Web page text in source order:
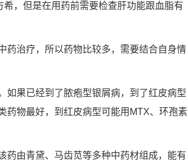
，但是在用药前需要检查肝功能跟血脂有
药治疗，所以药物比较多，需要结合自身情
如果已经到了脓疱型银屑病，到了红皮病型
药物最好，到红皮病型可能用MTX、环孢素
药由青黛、马齿苋等多种中药材组成，能有